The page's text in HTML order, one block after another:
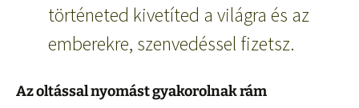
történeted kivetíted a világra és az
emberekre, szenvedéssel fizetsz.
Az oltással nyomást gyakorolnak rám